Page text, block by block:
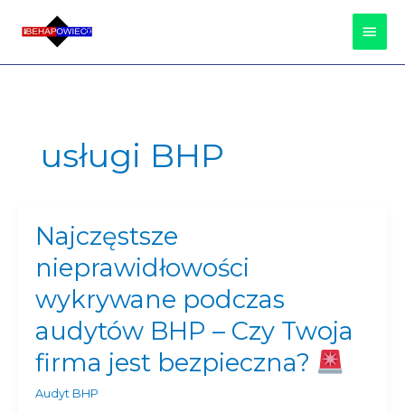
usługi BHP
Najczęstsze
nieprawidłowości
wykrywane podczas
audytów BHP – Czy Twoja
firma jest bezpieczna?
Audyt BHP
Najczęstsze
nieprawidłowości
wykrywane
podczas
audytów
BHP
Czy
Twoja